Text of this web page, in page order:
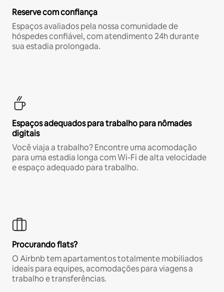
Reserve com confiança
Espaços avaliados pela nossa comunidade de
hóspedes confiável, com atendimento 24h durante
sua estadia prolongada.
Espaços adequados para trabalho para nômades
digitais
Você viaja a trabalho? Encontre uma acomodação
para uma estadia longa com Wi-Fi de alta velocidade
e espaço adequado para trabalho.
Procurando flats?
O Airbnb tem apartamentos totalmente mobiliados
ideais para equipes, acomodações para viagens a
trabalho e transferências.